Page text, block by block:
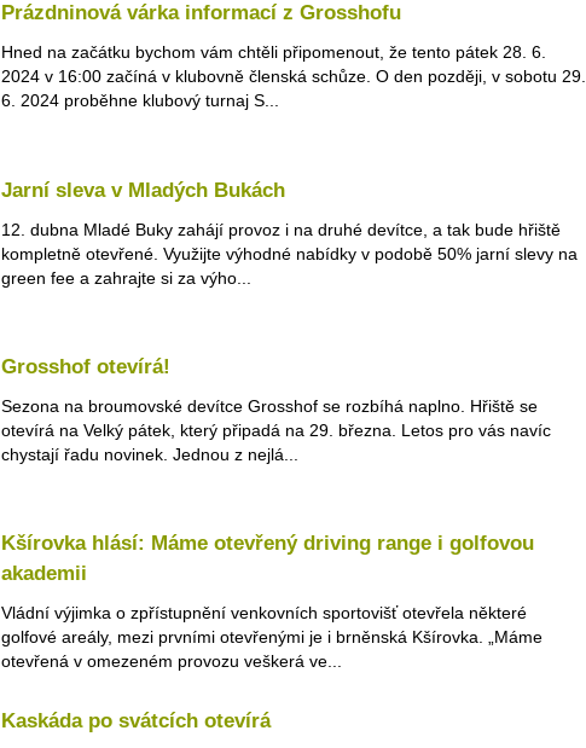
Prázdninová várka informací z Grosshofu
Hned na začátku bychom vám chtěli připomenout, že tento pátek 28. 6.
2024 v 16:00 začíná v klubovně členská schůze. O den později, v sobotu 29.
6. 2024 proběhne klubový turnaj S...
Jarní sleva v Mladých Bukách
12. dubna Mladé Buky zahájí provoz i na druhé devítce, a tak bude hřiště
kompletně otevřené. Využijte výhodné nabídky v podobě 50% jarní slevy na
green fee a zahrajte si za výho...
Grosshof otevírá!
Sezona na broumovské devítce Grosshof se rozbíhá naplno. Hřiště se
otevírá na Velký pátek, který připadá na 29. března. Letos pro vás navíc
chystají řadu novinek. Jednou z nejlá...
Kšírovka hlásí: Máme otevřený driving range i golfovou
akademii
Vládní výjimka o zpřístupnění venkovních sportovišť otevřela některé
golfové areály, mezi prvními otevřenými je i brněnská Kšírovka. „Máme
otevřená v omezeném provozu veškerá ve...
Kaskáda po svátcích otevírá